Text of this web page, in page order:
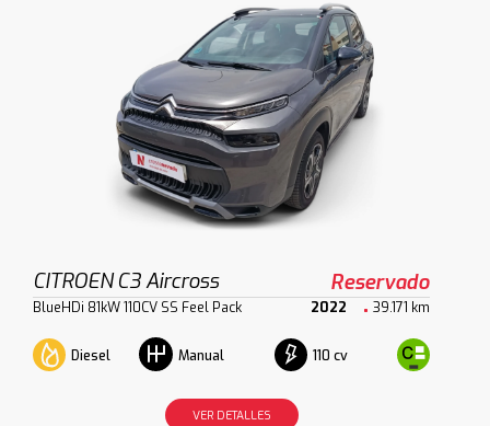
CITROEN C3 Aircross Reservado
BlueHDi 81kW 110CV SS Feel Pack 2022 39.171 km
Diesel Manual 110 cv
VER DETALLES